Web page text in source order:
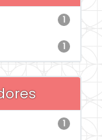
1
1
1